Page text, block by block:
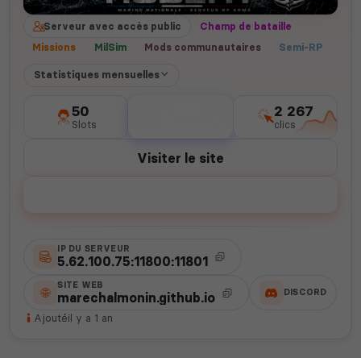
Serveur avec accès public
Champ de bataille
Missions
MilSim Mods communautaires Semi-RP
Statistiques mensuelles
50
Slots
2 267
clics
Visiter le site
IP DU SERVEUR
5.62.100.75:11800:11801
SITE WEB
marechalmonin.github.io DISCORD
Ajoutéil y a 1 an